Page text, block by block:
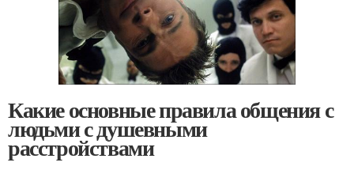
Какие основные правила общения с
людьми с душевными
расстройствами